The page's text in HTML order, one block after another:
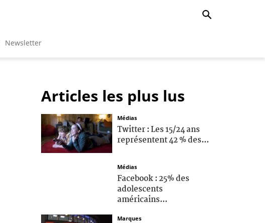
Newsletter
Articles les plus lus
Médias
Twitter : Les 15/24 ans
représentent 42 % des...
Médias
Facebook : 25% des
adolescents
américains...
Marques